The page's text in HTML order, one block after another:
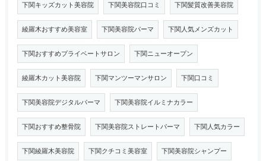
下関キッズカット美容院 下関美容院口コミ 下関髪質改善美容院
綾羅木おすすめ美容室 下関美容院パーマ 下関人気メンズカット
下関おすすめプライベートサロン 下関ニューオープン
綾羅木カット美容院 下関マンツーマンサロン 下関口コミ
下関美容院デジタルパーマ 下関美容院イルミナカラー
下関おすすめ整骨院 下関美容院ストレートパーマ 下関人気カラー
下関綾羅木美容院 下関クチコミ美容室 下関美容院シャンプー